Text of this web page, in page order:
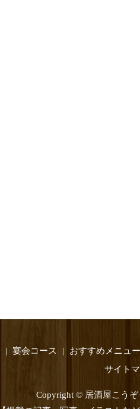
宴会コース おすすめメニュー
サイト
Copyright © 居酒屋こうぞ